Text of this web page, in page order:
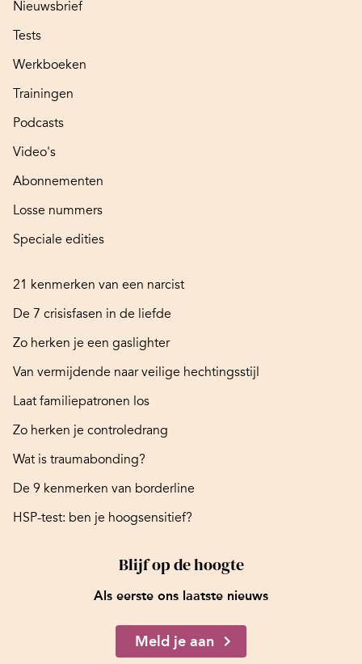
Nieuwsbrief
Tests
Werkboeken
Trainingen
Podcasts
Video's
Abonnementen
Losse nummers
Speciale edities
21 kenmerken van een narcist
De 7 crisisfasen in de liefde
Zo herken je een gaslighter
Van vermijdende naar veilige hechtingsstijl
Laat familiepatronen los
Zo herken je controledrang
Wat is traumabonding?
De 9 kenmerken van borderline
HSP-test: ben je hoogsensitief?
Blijf op de hoogte
Als eerste ons laatste nieuws
Meld je aan